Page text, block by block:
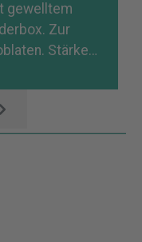
gewelltem
Zur
Stärke…